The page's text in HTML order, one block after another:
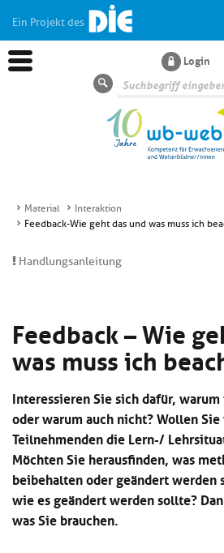
Ein Projekt des
Aktuelles
Wissen
Material
Podcast
Login
Suche
Material
Interaktion
Feedback-Wie geht das und was muss ich
Handlungsanleitung
Feedback – Wie
was muss ich
Interessieren Sie sich dafür,
oder warum auch nicht? Wollen
Teilnehmenden die Lern-/
Möchten Sie herausfinden, was
beibehalten oder geändert
wie es geändert werden sollte?
was Sie brauchen.